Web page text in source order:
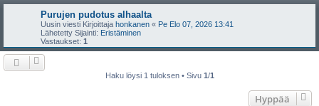
Purujen pudotus alhaalta
Uusin viesti Kirjoittaja honkanen « Pe Elo 07, 2026 13:41
Lähetetty Sijainti: Eristäminen
Vastaukset: 1
Haku löysi 1 tuloksen • Sivu 1/1
Hyppää